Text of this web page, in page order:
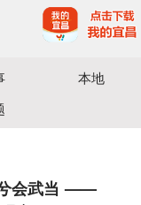
本地
兮会武当 ——